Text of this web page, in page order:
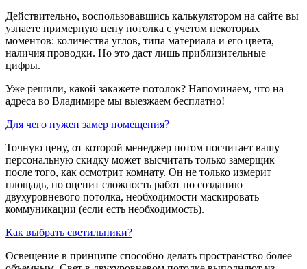
Действительно, воспользовавшись калькулятором на сайте вы
узнаете примерную цену потолка с учетом некоторых
моментов: количества углов, типа материала и его цвета,
наличия проводки. Но это даст лишь приблизительные
цифры.
Уже решили, какой закажете потолок? Напоминаем, что на
адреса во Владимире мы выезжаем бесплатно!
Для чего нужен замер помещения?
Точную цену, от которой менеджер потом посчитает вашу
персональную скидку может высчитать только замерщик
после того, как осмотрит комнату. Он не только измерит
площадь, но оценит сложность работ по созданию
двухуровневого потолка, необходимости маскировать
коммуникации (если есть необходимость).
Как выбрать светильники?
Освещение в принципе способно делать пространство более